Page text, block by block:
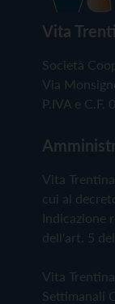
Vita
Società
Via
P.IVA e
Vita
cui al
Indicazione
dell'art. 5
Vita
Settimanali